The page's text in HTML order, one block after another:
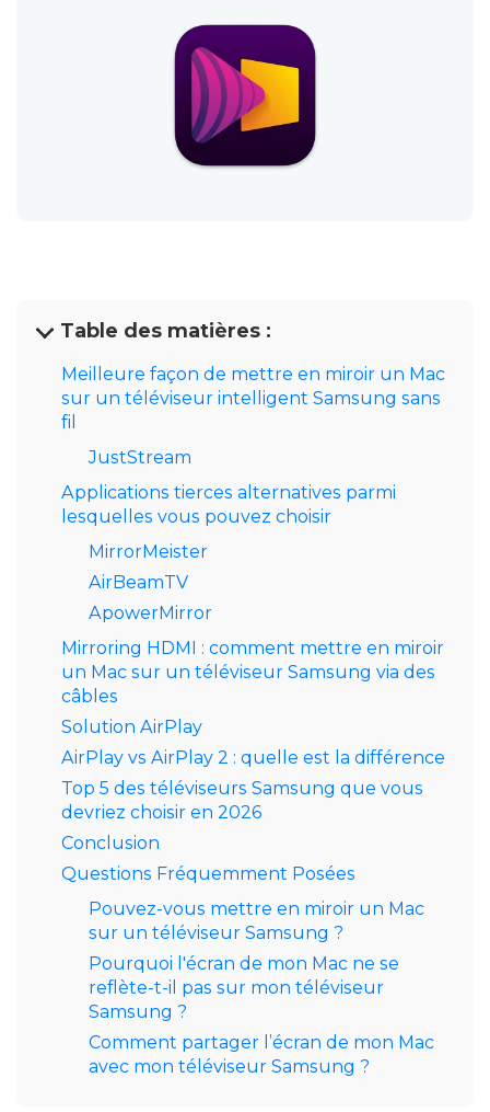
Table des matières :
Meilleure façon de mettre en miroir un Mac
sur un téléviseur intelligent Samsung sans
fil
JustStream
Applications tierces alternatives parmi
lesquelles vous pouvez choisir
MirrorMeister
AirBeamTV
ApowerMirror
Mirroring HDMI : comment mettre en miroir
un Mac sur un téléviseur Samsung via des
câbles
Solution AirPlay
AirPlay vs AirPlay 2 : quelle est la différence
Top 5 des téléviseurs Samsung que vous
devriez choisir en 2026
Conclusion
Questions Fréquemment Posées
Pouvez-vous mettre en miroir un Mac
sur un téléviseur Samsung ?
Pourquoi l'écran de mon Mac ne se
reflète-t-il pas sur mon téléviseur
Samsung ?
Comment partager l’écran de mon Mac
avec mon téléviseur Samsung ?